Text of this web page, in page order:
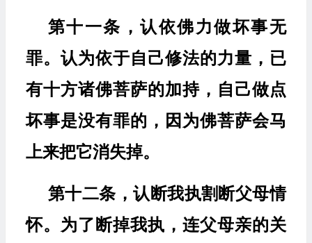
第十一条，认依佛力做坏事无
罪。认为依于自己修法的力量，已
有十方诸佛菩萨的加持，自己做点
坏事是没有罪的，因为佛菩萨会马
上来把它消失掉。
第十二条，认断我执割断父母情
怀。为了断掉我执，连父母亲的关